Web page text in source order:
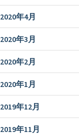
2020年4月
2020年3月
2020年2月
2020年1月
2019年12月
2019年11月